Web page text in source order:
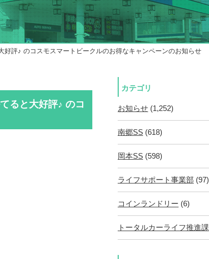
♪ のコスモスマートビークルのお得なキャンペーンのお知らせ
ると大好評♪ のコ
カテゴリ
お知らせ (1,252)
南郷SS (618)
岡本SS (598)
ライフサポート事業部 (97)
コインランドリー (6)
トータルカーライフ推進課